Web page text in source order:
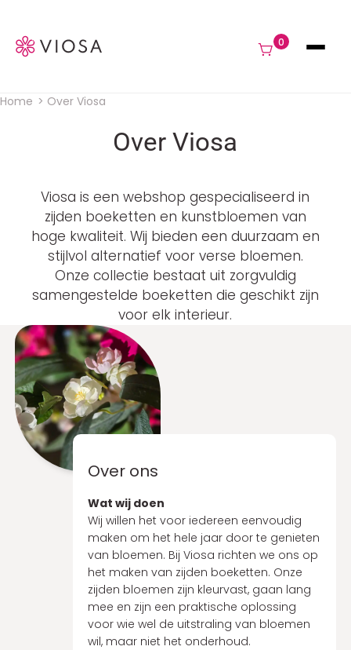
0
Home Over Viosa
Over Viosa
Viosa is een webshop gespecialiseerd in
zijden boeketten en kunstbloemen van
hoge kwaliteit. Wij bieden een duurzaam en
stijlvol alternatief voor verse bloemen.
Onze collectie bestaat uit zorgvuldig
samengestelde boeketten die geschikt zijn
voor elk interieur.
Over ons
Wat wij doen
Wij willen het voor iedereen eenvoudig
maken om het hele jaar door te genieten
van bloemen. Bij Viosa richten we ons op
het maken van zijden boeketten. Onze
zijden bloemen zijn kleurvast, gaan lang
mee en zijn een praktische oplossing
voor wie wel de uitstraling van bloemen
wil, maar niet het onderhoud.